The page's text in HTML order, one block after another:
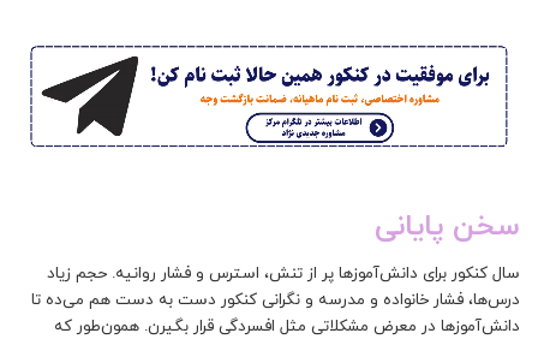
سخن پایانی
سال کنکور برای دانش‌آموزها پر از تنش، استرس و فشار روانیه. حجم زیاد
درس‌‌ها، فشار خانواده و مدرسه و نگرانی کنکور دست به دست هم می‌ده تا
دانش‌آموزها در معرض مشکلاتی مثل افسردگی قرار بگیرن. همون‌طور که